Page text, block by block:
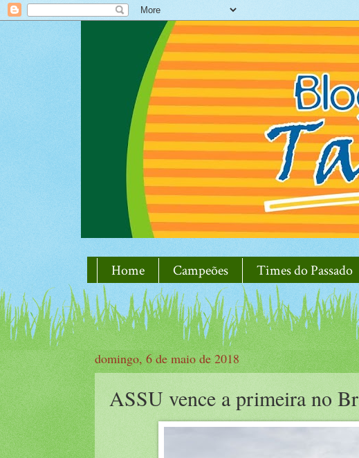
Home Campeões Times do Passado
domingo, 6 de maio de 2018
ASSU vence a primeira no